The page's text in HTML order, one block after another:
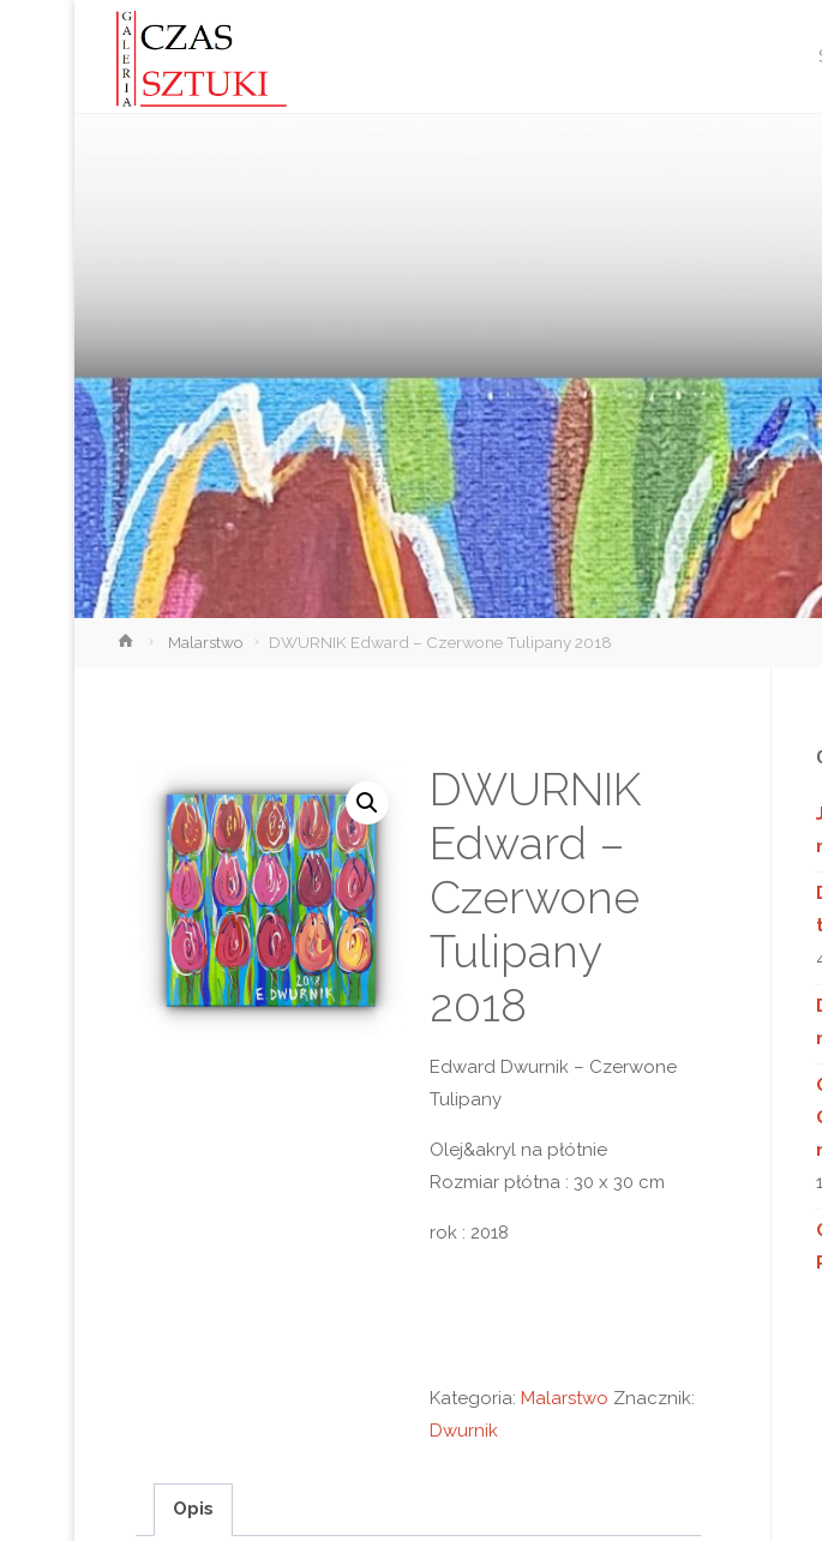
StronaMalarstwo DWURNIK Edward – Czerwone Tulipany 2018
DWURNIK
Edward –
Czerwone
Tulipany
2018
Edward Dwurnik – Czerwone
Tulipany
Olej&akryl na płótnie
Rozmiar płótna : 30 x 30 cm
rok : 2018
Kategoria: Malarstwo Znacznik:
Dwurnik
Opis